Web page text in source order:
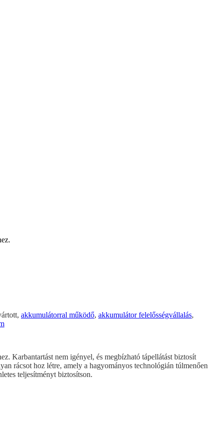
akkumulátorral működő, akkumulátor felelősségvállalás,
Karbantartást nem igényel, és megbízható tápellátást biztosít
rácsot hoz létre, amely a hagyományos technológián túlmenően
teljesítményt biztosítson.